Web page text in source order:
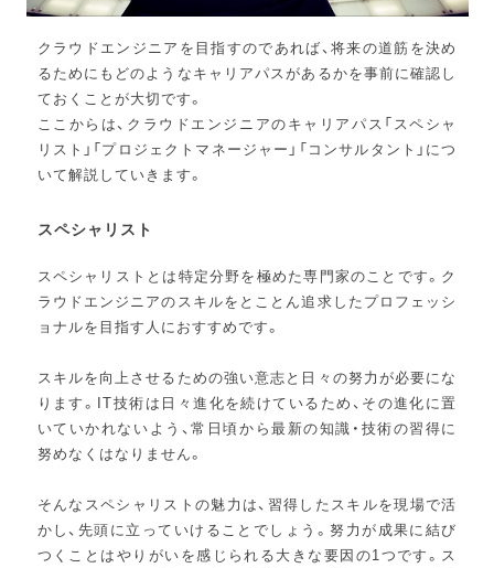
クラウドエンジニアを目指すのであれば、将来の道筋を決め
るためにもどのようなキャリアパスがあるかを事前に確認し
ておくことが大切です。
ここからは、クラウドエンジニアのキャリアパス「スペシャ
リスト」「プロジェクトマネージャー」「コンサルタント」につ
いて解説していきます。
スペシャリスト
スペシャリストとは特定分野を極めた専門家のことです。ク
ラウドエンジニアのスキルをとことん追求したプロフェッシ
ョナルを目指す人におすすめです。
スキルを向上させるための強い意志と日々の努力が必要にな
ります。IT技術は日々進化を続けているため、その進化に置
いていかれないよう、常日頃から最新の知識・技術の習得に
努めなくはなりません。
そんなスペシャリストの魅力は、習得したスキルを現場で活
かし、先頭に立っていけることでしょう。努力が成果に結び
つくことはやりがいを感じられる大きな要因の1つです。ス